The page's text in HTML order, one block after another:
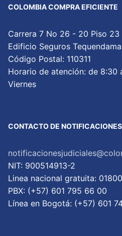
COLOMBIA COMPRA EFICIENTE
Carrera 7 No 26 - 20 Piso
Edificio Seguros
Código Postal: 110311
Horario de atención: de 8:30
Viernes
CONTACTO DE
NIT: 900514913-2
Linea nacional gratuita:
PBX: (+57) 601 795 66 00
Lí­nea en Bogotá: (+57) 601